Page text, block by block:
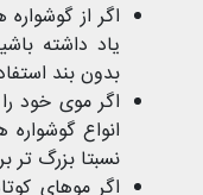
اگر از
بدون بند
اگر موی خود
انواع
نسبتا بزرگ تر